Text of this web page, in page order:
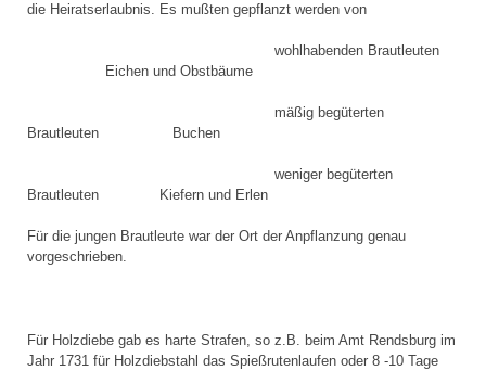
die Heiratserlaubnis. Es mußten gepflanzt werden von
wohlhabenden Brautleuten
Eichen und Obstbäume
mäßig begüterten
Brautleuten Buchen
weniger begüterten
Brautleuten Kiefern und Erlen
Für die jungen Brautleute war der Ort der Anpflanzung genau
vorgeschrieben.
Für Holzdiebe gab es harte Strafen, so z.B. beim Amt Rendsburg im
Jahr 1731 für Holzdiebstahl das Spießrutenlaufen oder 8 -10 Tage